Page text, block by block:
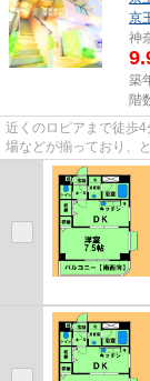
京
神
築
階
近くのロピアまで徒歩
場などが揃っており、
果があり、視力低下の